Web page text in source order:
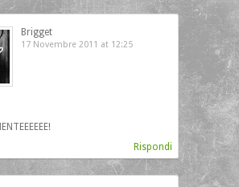
Brigget
17 Novembre 2011 at 12:25
Rispondi